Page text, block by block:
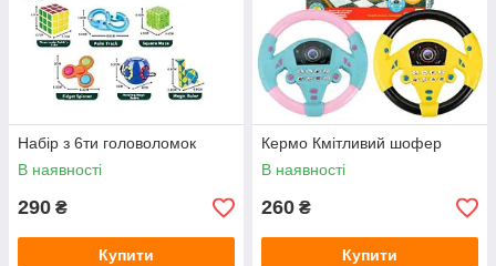
Набір з 6ти головоломок
В наявності
290 ₴
Купити
Кермо Кмітливий шофер
В наявності
260 ₴
Купити